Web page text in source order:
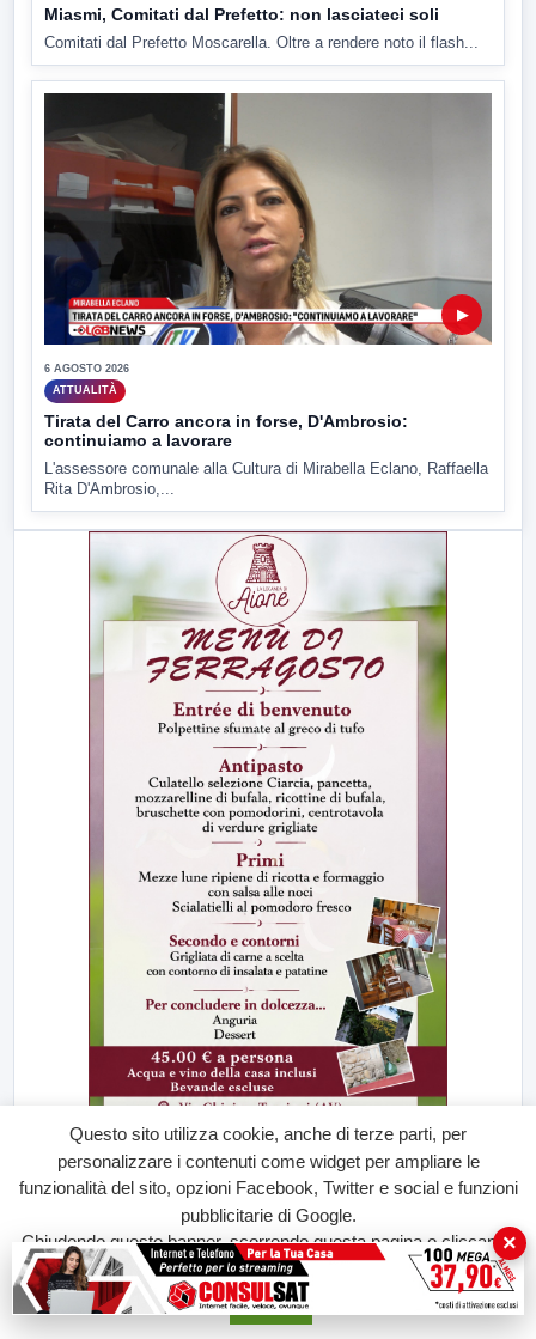
Miasmi, Comitati dal Prefetto: non lasciateci soli
Comitati dal Prefetto Moscarella. Oltre a rendere noto il flash...
▶
6 AGOSTO 2026
ATTUALITÀ
Tirata del Carro ancora in forse, D'Ambrosio:
continuiamo a lavorare
L'assessore comunale alla Cultura di Mirabella Eclano, Raffaella
Rita D'Ambrosio,...
Questo sito utilizza cookie, anche di terze parti, per
personalizzare i contenuti come widget per ampliare le
funzionalità del sito, opzioni Facebook, Twitter e social e funzioni
pubblicitarie di Google.
Chiudendo questo banner, scorrendo questa pagina o cliccando
su qualunque suo elemento acconsenti all'uso dei cookie.
Accetta
×